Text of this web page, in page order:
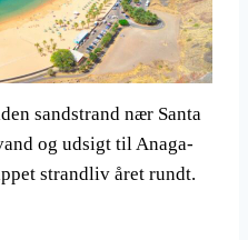
sandstrand nær Santa
og udsigt til Anaga-
strandliv året rundt.